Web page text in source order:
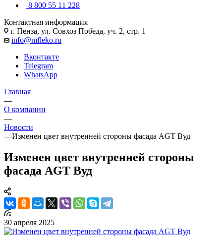
8 800 55 11 228
Контактная информация
г. Пенза, ул. Совхоз Победа, уч. 2, стр. 1
info@mfleko.ru
Вконтакте
Telegram
WhatsApp
Главная
—
О компании
—
Новости
—Изменен цвет внутренней стороны фасада AGT Вуд
Изменен цвет внутренней стороны
фасада AGT Вуд
30 апреля 2025